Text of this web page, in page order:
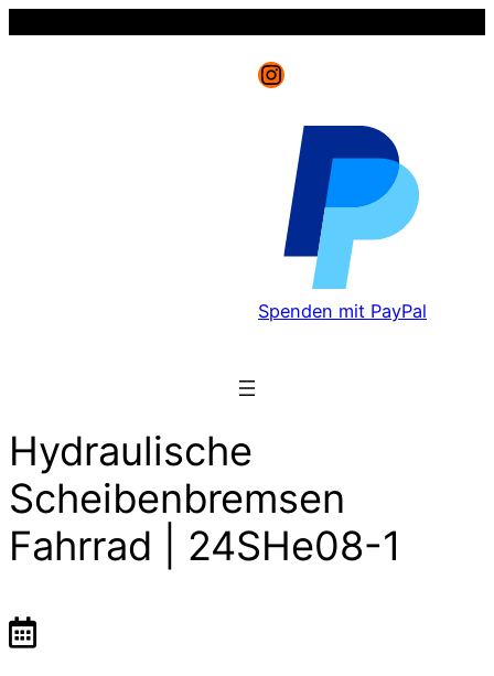
Instagram
Spenden mit PayPal
Hydraulische
Scheibenbremsen
Fahrrad | 24SHe08-1